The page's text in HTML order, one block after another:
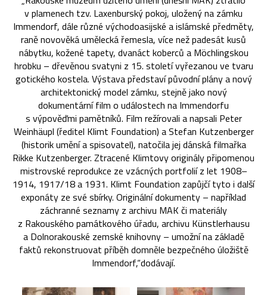
v plamenech tzv. Laxenburský pokoj, uložený na zámku
Immendorf, dále různé východoasijské a islámské předměty,
raně novověká umělecká řemesla, více než padesát kusů
nábytku, kožené tapety, dvanáct koberců a Möchlingskou
hrobku – dřevěnou svatyni z 15. století vyřezanou ve tvaru
gotického kostela. Výstava představí původní plány a nový
architektonický model zámku, stejně jako nový
dokumentární film o událostech na Immendorfu
s výpověďmi pamětníků. Film režírovali a napsali Peter
Weinhäupl (ředitel Klimt Foundation) a Stefan Kutzenberger
(historik umění a spisovatel), natočila jej dánská filmařka
Rikke Kutzenberger. Ztracené Klimtovy originály připomenou
mistrovské reprodukce ze vzácných portfolií z let 1908–
1914, 1917/18 a 1931. Klimt Foundation zapůjčí tyto i další
exponáty ze své sbírky. Originální dokumenty – například
záchranné seznamy z archivu MAK či materiály
z Rakouského památkového úřadu, archivu Künstlerhausu
a Dolnorakouské zemské knihovny – umožní na základě
faktů rekonstruovat příběh domněle bezpečného úložiště
Immendorf,“dodávají.